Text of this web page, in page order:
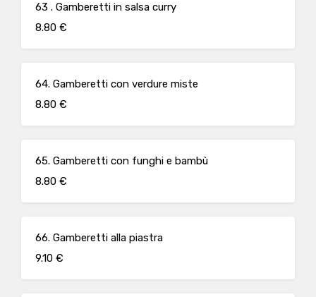
63 . Gamberetti in salsa curry
8.80 €
64. Gamberetti con verdure miste
8.80 €
65. Gamberetti con funghi e bambù
8.80 €
66. Gamberetti alla piastra
9.10 €